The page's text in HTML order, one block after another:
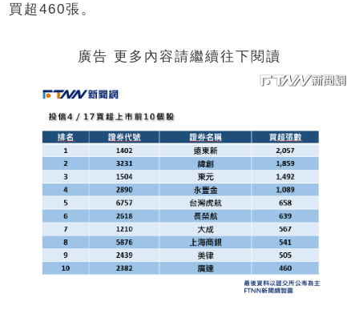
買超460張。
廣告 更多內容請繼續往下閱讀